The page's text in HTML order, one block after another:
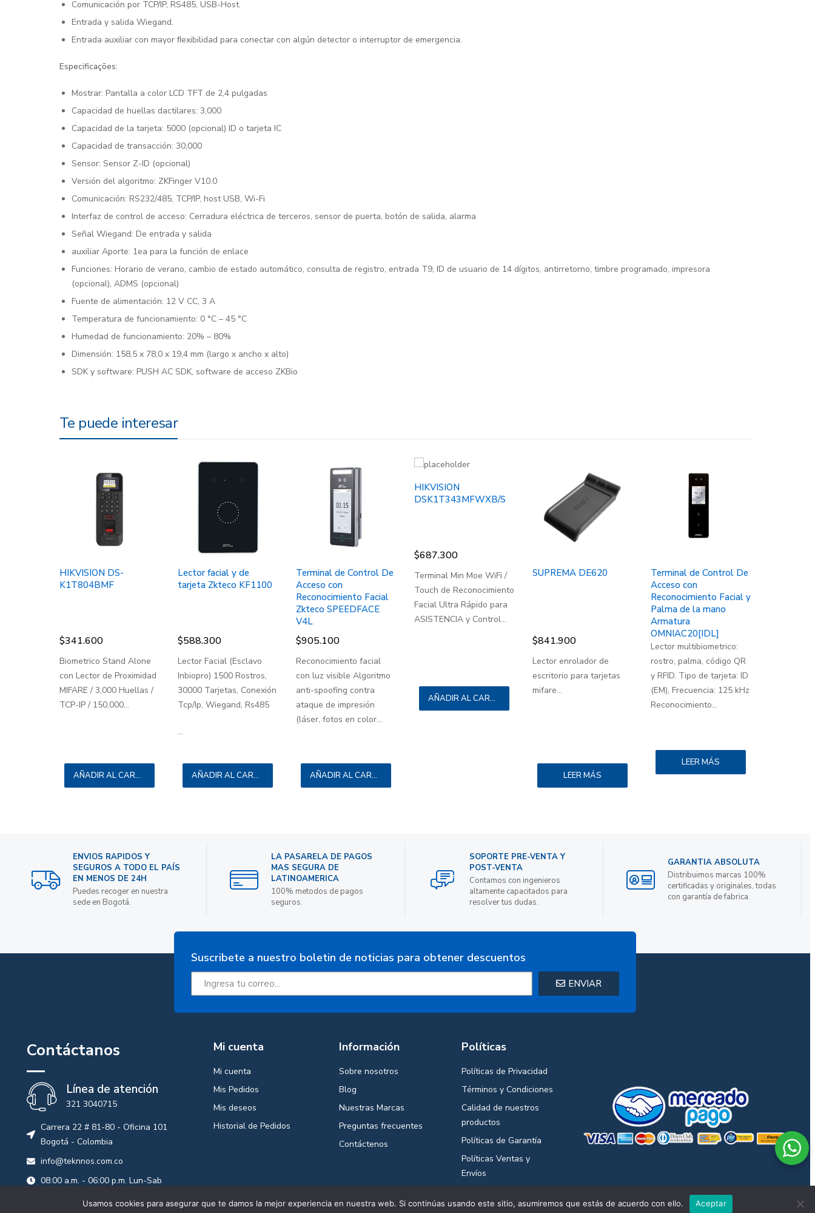
Comunicación por TCP/IP, RS485, USB-Host.
Entrada y salida Wiegand.
Entrada auxiliar con mayor ﬂexibilidad para conectar con algún detector o interruptor de emergencia.
Especificações:
Mostrar: Pantalla a color LCD TFT de 2,4 pulgadas
Capacidad de huellas dactilares: 3,000
Capacidad de la tarjeta: 5000 (opcional) ID o tarjeta IC
Capacidad de transacción: 30,000
Sensor: Sensor Z-ID (opcional)
Versión del algoritmo: ZKFinger V10.0
Comunicación: RS232/485, TCP/IP, host USB, Wi-Fi
Interfaz de control de acceso: Cerradura eléctrica de terceros, sensor de puerta, botón de salida, alarma
Señal Wiegand: De entrada y salida
auxiliar Aporte: 1ea para la función de enlace
Funciones: Horario de verano, cambio de estado automático, consulta de registro, entrada T9, ID de usuario de 14 dígitos, antirretorno, timbre programado, impresora
(opcional), ADMS (opcional)
Fuente de alimentación: 12 V CC, 3 A
Temperatura de funcionamiento: 0 °C – 45 °C
Humedad de funcionamiento: 20% – 80%
Dimensión: 158,5 x 78,0 x 19,4 mm (largo x ancho x alto)
SDK y software: PUSH AC SDK, software de acceso ZKBio
Te puede interesar
HIKVISION DS-
K1T804BMF
$341.600
Biometrico Stand Alone
con Lector de Proximidad
MIFARE / 3,000 Huellas /
TCP-IP / 150,000...
AÑADIR AL CARRITO
Lector facial y de
tarjeta Zkteco KF1100
$588.300
Lector Facial (Esclavo
Inbiopro) 1500 Rostros,
30000 Tarjetas, Conexión
Tcp/Ip, Wiegand, Rs485
...
AÑADIR AL CARRITO
Terminal de Control De
Acceso con
Reconocimiento Facial
Zkteco SPEEDFACE
V4L
$905.100
Reconocimiento facial
con luz visible Algoritmo
anti-spoofing contra
ataque de impresión
(láser, fotos en color...
AÑADIR AL CARRITO
HIKVISION
DSK1T343MFWXB/S
$687.300
Terminal Min Moe WiFi /
Touch de Reconocimiento
Facial Ultra Rápido para
ASISTENCIA y Control...
AÑADIR AL CARRITO
SUPREMA DE620
$841.900
Lector enrolador de
escritorio para tarjetas
mifare...
LEER MÁS
Terminal de Control De
Acceso con
Reconocimiento Facial y
Palma de la mano
Armatura
OMNIAC20[IDL]
Lector multibiometrico:
rostro, palma, código QR
y RFID. Tipo de tarjeta: ID
(EM), Frecuencia: 125 kHz
Reconocimiento...
LEER MÁS
ENVIOS RAPIDOS Y
SEGUROS A TODO EL PAÍS
EN MENOS DE 24H
Puedes recoger en nuestra
sede en Bogotá.
LA PASARELA DE PAGOS
MAS SEGURA DE
LATINOAMERICA
100% metodos de pagos
seguros.
SOPORTE PRE-VENTA Y
POST-VENTA
Contamos con ingenieros
altamente capacitados para
resolver tus dudas.
GARANTIA ABSOLUTA
Distribuimos marcas 100%
certificadas y originales, todas
con garantía de fabrica.
Suscribete a nuestro boletin de noticias para obtener descuentos
ENVIAR
Contáctanos
Línea de atención
321 3040715
Carrera 22 # 81-80 - Oficina 101
Bogotá - Colombia
info@teknnos.com.co
08:00 a.m. - 06:00 p.m. Lun-Sab
Mi cuenta
Mi cuenta
Mis Pedidos
Mis deseos
Historial de Pedidos
Información
Sobre nosotros
Blog
Nuestras Marcas
Preguntas frecuentes
Contáctenos
Políticas
Políticas de Privacidad
Términos y Condiciones
Calidad de nuestros
productos
Políticas de Garantía
Políticas Ventas y
Envíos
Usamos cookies para asegurar que te damos la mejor experiencia en nuestra web. Si continúas usando este sitio, asumiremos que estás de acuerdo con ello. Aceptar